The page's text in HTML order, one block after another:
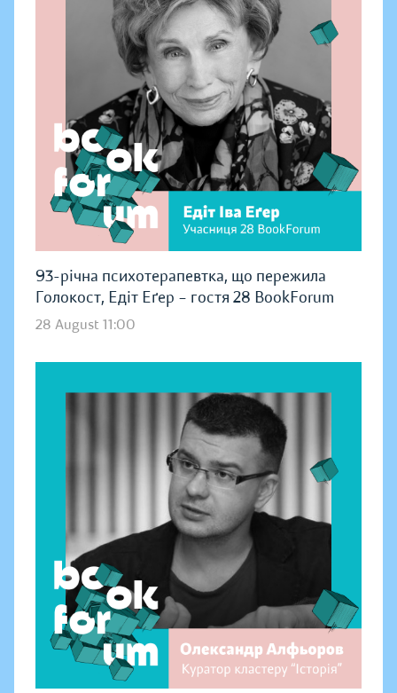
93-річна психотерапевтка, що пережила
Голокост, Едіт Еґер – гостя 28 BookForum
28 August 11:00